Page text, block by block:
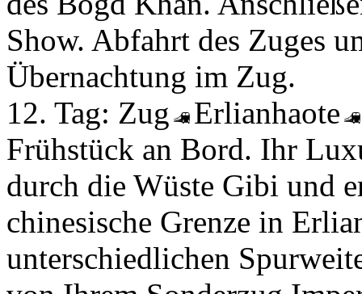
Show. Abfahrt des Zuges
Übernachtung im Zug.
12. Tag: Zug
Erlianhaote
Frühstück an Bord. Ihr
durch die Wüste Gibi und
chinesische Grenze in
unterschiedlichen